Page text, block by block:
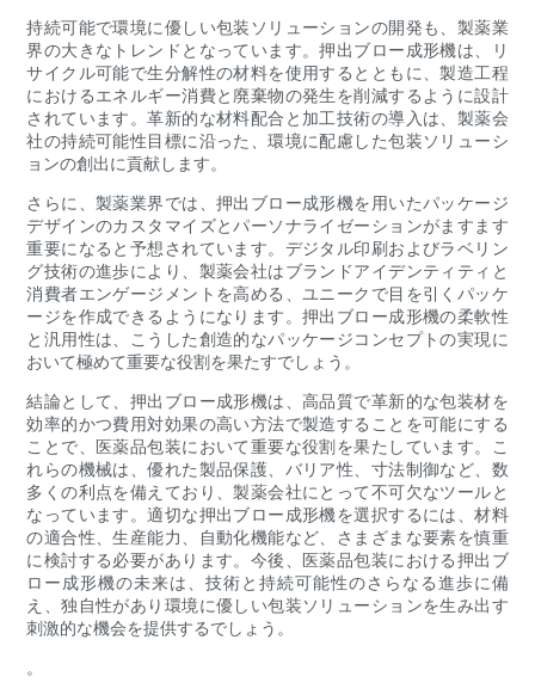
持続可能で環境に優しい包装ソリューションの開発も、製薬業
界の大きなトレンドとなっています。押出ブロー成形機は、リ
サイクル可能で生分解性の材料を使用するとともに、製造工程
におけるエネルギー消費と廃棄物の発生を削減するように設計
されています。革新的な材料配合と加工技術の導入は、製薬会
社の持続可能性目標に沿った、環境に配慮した包装ソリューシ
ョンの創出に貢献します。
さらに、製薬業界では、押出ブロー成形機を用いたパッケージ
デザインのカスタマイズとパーソナライゼーションがますます
重要になると予想されています。デジタル印刷およびラベリン
グ技術の進歩により、製薬会社はブランドアイデンティティと
消費者エンゲージメントを高める、ユニークで目を引くパッケ
ージを作成できるようになります。押出ブロー成形機の柔軟性
と汎用性は、こうした創造的なパッケージコンセプトの実現に
おいて極めて重要な役割を果たすでしょう。
結論として、押出ブロー成形機は、高品質で革新的な包装材を
効率的かつ費用対効果の高い方法で製造することを可能にする
ことで、医薬品包装において重要な役割を果たしています。こ
れらの機械は、優れた製品保護、バリア性、寸法制御など、数
多くの利点を備えており、製薬会社にとって不可欠なツールと
なっています。適切な押出ブロー成形機を選択するには、材料
の適合性、生産能力、自動化機能など、さまざまな要素を慎重
に検討する必要があります。今後、医薬品包装における押出ブ
ロー成形機の未来は、技術と持続可能性のさらなる進歩に備
え、独自性があり環境に優しい包装ソリューションを生み出す
刺激的な機会を提供するでしょう。
。